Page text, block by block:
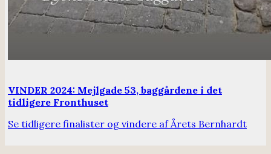
VINDER 2024: Mejlgade 53, baggårdene i det
tidligere Fronthuset
Se tidligere finalister og vindere af Årets Bernhardt